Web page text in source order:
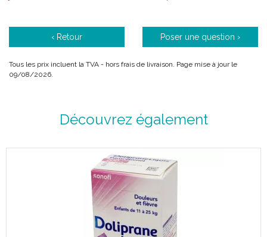
‹ Retour Poser une question ›
Tous les prix incluent la TVA - hors frais de livraison. Page mise à jour le
09/08/2026.
Découvrez également